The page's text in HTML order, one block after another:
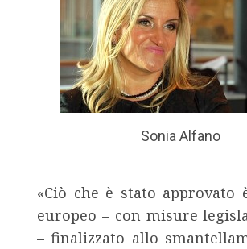
Sonia Alfano
«Ciò che è stato approvato
europeo – con misure
– finalizzato allo